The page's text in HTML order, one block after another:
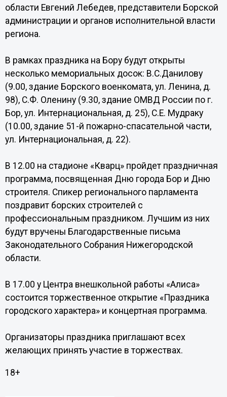
области Евгений Лебедев, представители Борской
администрации и органов исполнительной власти
региона.
В рамках праздника на Бору будут открыты
несколько мемориальных досок: В.С.Данилову
(9.00, здание Борского военкомата, ул. Ленина, д.
98), С.Ф. Оленину (9.30, здание ОМВД России по г.
Бор, ул. Интернациональная, д. 25), С.Е. Мудраку
(10.00, здание 51-й пожарно-спасательной части,
ул. Интернациональная, д. 22).
В 12.00 на стадионе «Кварц» пройдет праздничная
программа, посвященная Дню города Бор и Дню
строителя. Спикер регионального парламента
поздравит борских строителей с
профессиональным праздником. Лучшим из них
будут вручены Благодарственные письма
Законодательного Собрания Нижегородской
области.
В 17.00 у Центра внешкольной работы «Алиса»
состоится торжественное открытие «Праздника
городского характера» и концертная программа.
Организаторы праздника приглашают всех
желающих принять участие в торжествах.
18+